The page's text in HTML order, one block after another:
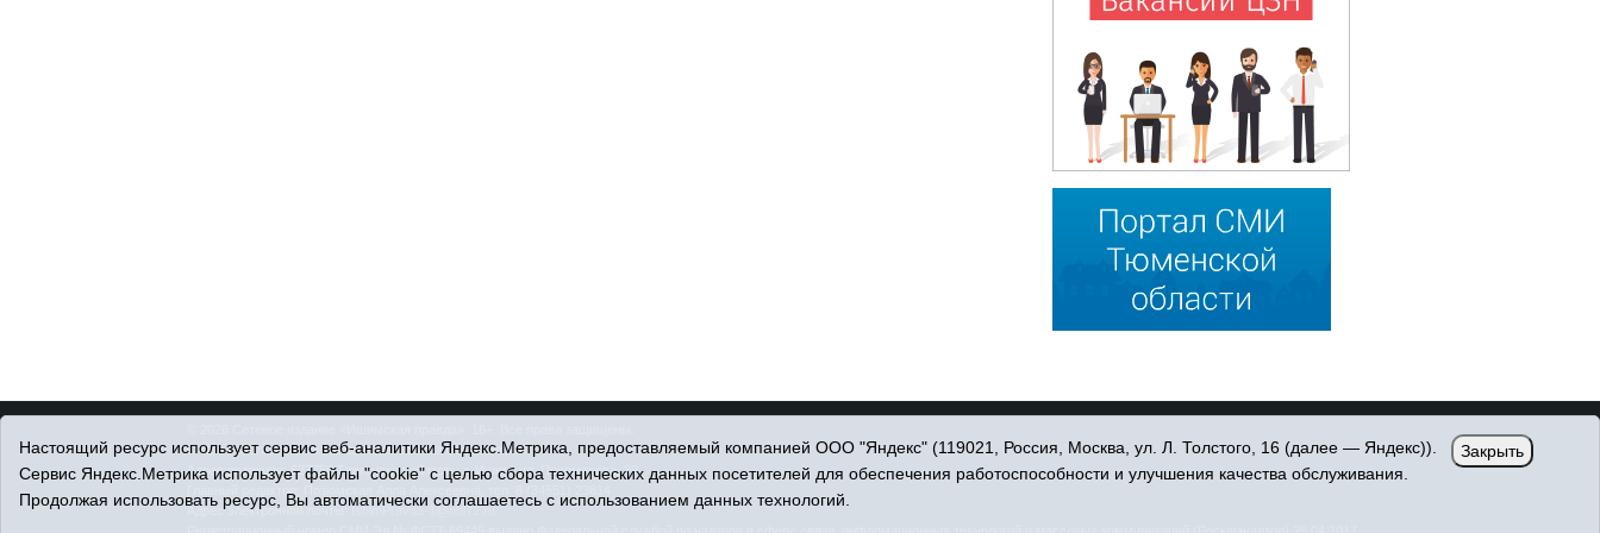
© При использовании материалов ссылка обязательна.
Адрес редакции: 627750 Тюменская область, г. Ишим, ул. Пономарёва, 39.
Адрес электронной почты:IshimPravda-1@obl72.ru
Настоящий ресурс использует сервис веб-аналитики Яндекс.Метрика, предоставляемый компанией ООО "Яндекс" (119021, Россия, Москва, ул. Л. Толстого, 16 (далее — Яндекс)).
Сервис Яндекс.Метрика использует файлы "cookie" с целью сбора технических данных посетителей для обеспечения работоспособности и улучшения качества обслуживания.
Продолжая использовать ресурс, Вы автоматически соглашаетесь с использованием данных технологий.
Закрыть